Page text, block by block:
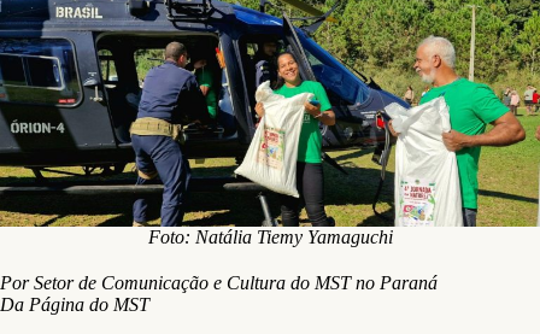
Foto: Natália Tiemy Yamaguchi
Por Setor de Comunicação e Cultura do MST no Paraná
Da Página do MST